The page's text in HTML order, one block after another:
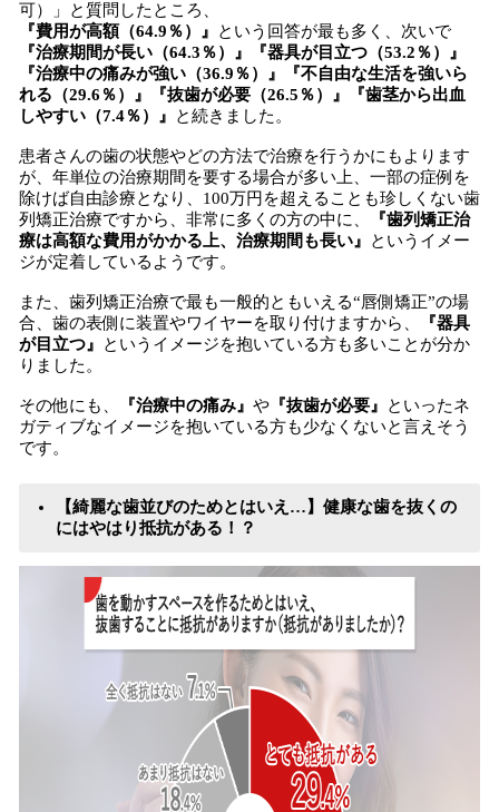
可）」と質問したところ、
『費用が高額（64.9％）』
という回答が最も多く、次いで
『治療期間が長い（64.3％）』『器具が目立つ（53.2％）』
『治療中の痛みが強い（36.9％）』『不自由な生活を強いら
れる（29.6％）』『抜歯が必要（26.5％）』『歯茎から出血
しやすい（7.4％）』
と続きました。
患者さんの歯の状態やどの方法で治療を行うかにもよります
が、年単位の治療期間を要する場合が多い上、一部の症例を
除けば自由診療となり、100万円を超えることも珍しくない歯
列矯正治療ですから、非常に多くの方の中に、
『歯列矯正治
療は高額な費用がかかる上、治療期間も長い』
というイメー
ジが定着しているようです。
また、歯列矯正治療で最も一般的ともいえる“唇側矯正”の場
合、歯の表側に装置やワイヤーを取り付けますから、
『器具
が目立つ』
というイメージを抱いている方も多いことが分か
りました。
その他にも、 『治療中の痛み』 や 『抜歯が必要』
といったネ
ガティブなイメージを抱いている方も少なくないと言えそう
です。
【綺麗な歯並びのためとはいえ…】健康な歯を抜くの
にはやはり抵抗がある！？